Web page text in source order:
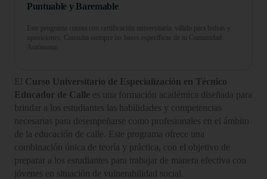
Puntuable y Baremable
Este programa cuenta con certificación universitaria, válido para bolsas y
oposiciones. Consulta siempre las bases específicas de tu Comunidad
Autónoma.
El Curso Universitario de Especialización en Técnico
Educador de Calle es una formación académica diseñada para
brindar a los estudiantes las habilidades y competencias
necesarias para desempeñarse como profesionales en el ámbito
de la educación de calle. Este programa ofrece una
combinación única de teoría y práctica, con el objetivo de
preparar a los estudiantes para trabajar de manera efectiva con
jóvenes en situación de vulnerabilidad social.